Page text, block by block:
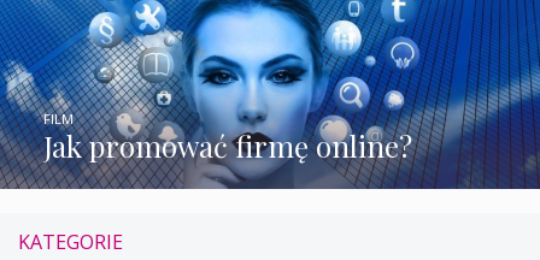
Jak promować firmę online?
FILM
KATEGORIE